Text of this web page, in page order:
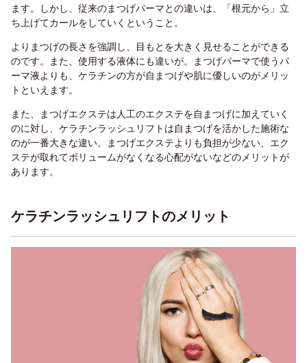
ます。しかし、従来のまつげパーマとの違いは、「根元から」立
ち上げてカールをしていくということ。
よりまつげの長さを強調し、目もとを大きく見せることができる
のです。また、使用する液体にも違いが。まつげパーマで使うパ
ーマ液よりも、ケラチンの方が自まつげや肌に優しいのがメリッ
トといえます。
また、まつげエクステは人工のエクステを自まつげに加えていく
のに対し、ケラチンラッシュリフトは自まつげを活かした施術な
のが一番大きな違い。まつげエクステよりも負担が少ない、エク
ステが取れてボリュームがなくなる心配がないなどのメリットが
あります。
ケラチンラッシュリフトのメリット